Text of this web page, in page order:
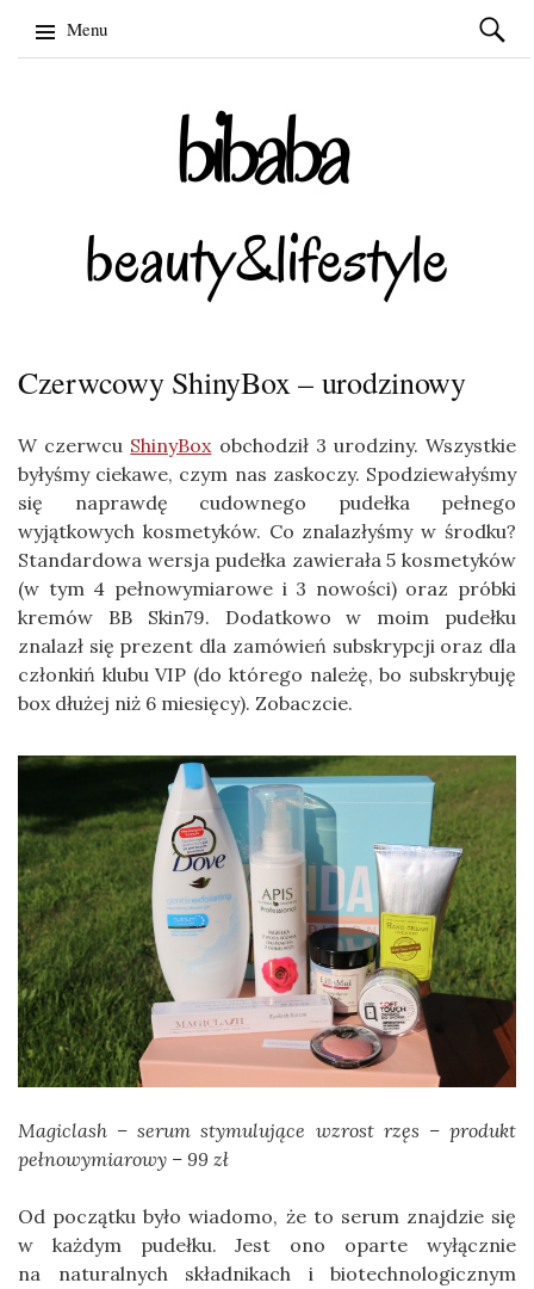
Menu
Szukaj:
Czerwcowy ShinyBox – urodzinowy
W czerwcu ShinyBoxobchodził 3 urodziny. Wszystkie
byłyśmy ciekawe, czym nas zaskoczy. Spodziewałyśmy
się naprawdę cudownego pudełka pełnego
wyjątkowych kosmetyków. Co znalazłyśmy w środku?
Standardowa wersja pudełka zawierała 5 kosmetyków
(w tym 4 pełnowymiarowe i 3 nowości) oraz próbki
kremów BB Skin79. Dodatkowo w moim pudełku
znalazł się prezent dla zamówień subskrypcji oraz dla
członkiń klubu VIP (do którego należę, bo subskrybuję
box dłużej niż 6 miesięcy). Zobaczcie.
Magiclash – serum stymulujące wzrost rzęs – produkt
pełnowymiarowy – 99 zł
Od początku było wiadomo, że to serum znajdzie się
w każdym pudełku. Jest ono oparte wyłącznie
na naturalnych składnikach i biotechnologicznym